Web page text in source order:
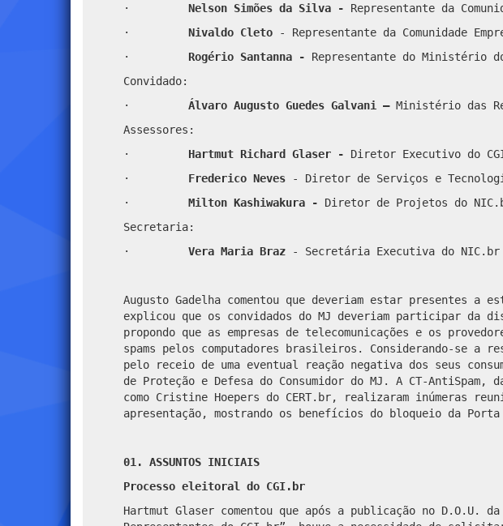
·
Nelson Simões da Silva -
Representante da
·
Nivaldo Cleto
- Representante da Comunidade
·
Rogério Santanna - Representante do Ministério
Convidado:
·
Álvaro Augusto Guedes Galvani – Ministério das
Assessores:
·
Hartmut Richard Glaser - Diretor Executivo do
·
Frederico Neves
- Diretor de Serviços e
·
Milton Kashiwakura - Diretor de Projetos do
Secretaria:
·
Vera Maria Braz - Secretária Executiva do NIC.br
Augusto Gadelha comentou que deveriam estar presentes
explicou que os convidados do MJ deveriam participar da
propondo que as empresas de telecomunicações e os
spams pelos computadores brasileiros. Considerando-se a
pelo receio de uma eventual reação negativa dos seus
de Proteção e Defesa do Consumidor do MJ. A CT-
como Cristine Hoepers do CERT.br, realizaram inúmeras
apresentação, mostrando os benefícios do bloqueio da Porta
01. ASSUNTOS INICIAIS
Processo eleitoral do CGI.br
Hartmut Glaser comentou que após a publicação no